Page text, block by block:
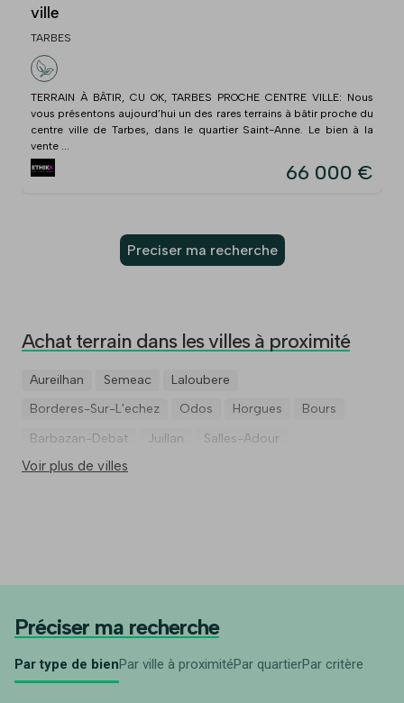
ville
TARBES
TERRAIN À BÂTIR, CU OK, TARBES PROCHE CENTRE VILLE: Nous
vous présentons aujourd’hui un des rares terrains à bâtir proche du
centre ville de Tarbes, dans le quartier Saint-Anne. Le bien à la
vente ...
66 000 €
Preciser ma recherche
Achat terrain dans les villes à proximité
Aureilhan Semeac
Laloubere
Borderes-Sur-L'echez
Odos Horgues
Bours
Barbazan-Debat
Juillan Salles-Adour
Voir plus de villes
Préciser ma recherche
Par type de bienPar ville à proximitéPar quartierPar critère